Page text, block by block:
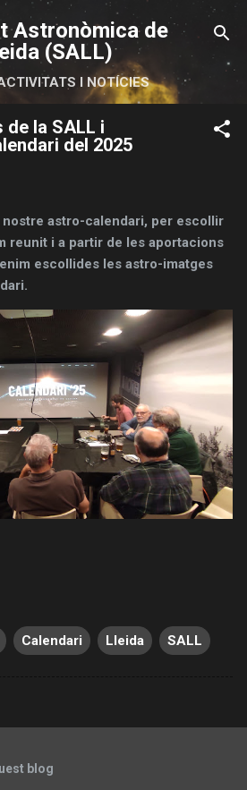
contingut principal
Astronòmica de
(SALL)
I NOTÍCIES
la SALL i
del 2025
astro-calendari, per escollir
reunit i a partir de les aportacions
escollides les astro-imatges
Calendari Lleida SALL
blog